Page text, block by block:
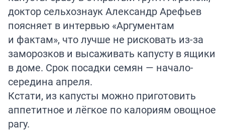
доктор сельхознаук Александр Арефьев
поясняет в интервью «Аргументам
и фактам», что лучше не рисковать из-за
заморозков и высаживать капусту в ящики
в доме. Срок посадки семян — начало-
середина апреля.
Кстати, из капусты можно приготовить
аппетитное и лёгкое по калориям овощное
рагу.